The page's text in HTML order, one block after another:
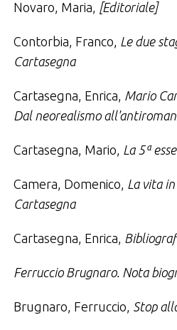
Novaro, Maria, [Editoriale]
Contorbia, Franco, Le due
Cartasegna
Cartasegna, Enrica, Mario
Dal neorealismo
Cartasegna, Mario, La 5ª
Camera, Domenico, La vita
Cartasegna
Cartasegna, Enrica,
Ferruccio Brugnaro. Nota
Brugnaro, Ferruccio, Stop